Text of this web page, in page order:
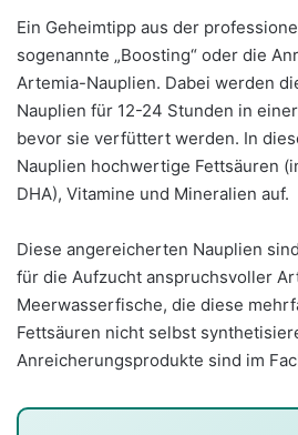
Ein Geheimtipp aus der
sogenannte „Boosting“ oder die
Artemia-Nauplien. Dabei werden
Nauplien für 12-24 Stunden in
bevor sie verfüttert werden. In
Nauplien hochwertige Fettsäuren
DHA), Vitamine und Mineralien auf.
Diese angereicherten Nauplien
für die Aufzucht anspruchsvoller
Meerwasserfische, die diese
Fettsäuren nicht selbst
Anreicherungsprodukte sind im